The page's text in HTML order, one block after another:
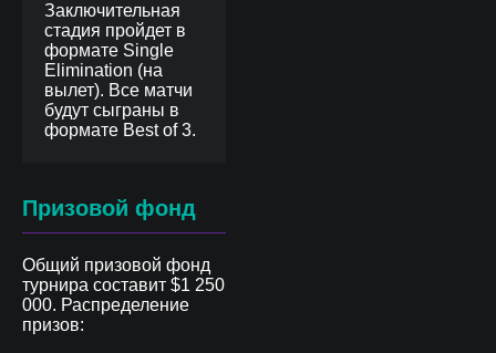
Заключительная
стадия пройдет в
формате Single
Elimination (на
вылет). Все матчи
будут сыграны в
формате Best of 3.
Призовой фонд
Общий призовой фонд
турнира составит $1 250
000. Распределение
призов: